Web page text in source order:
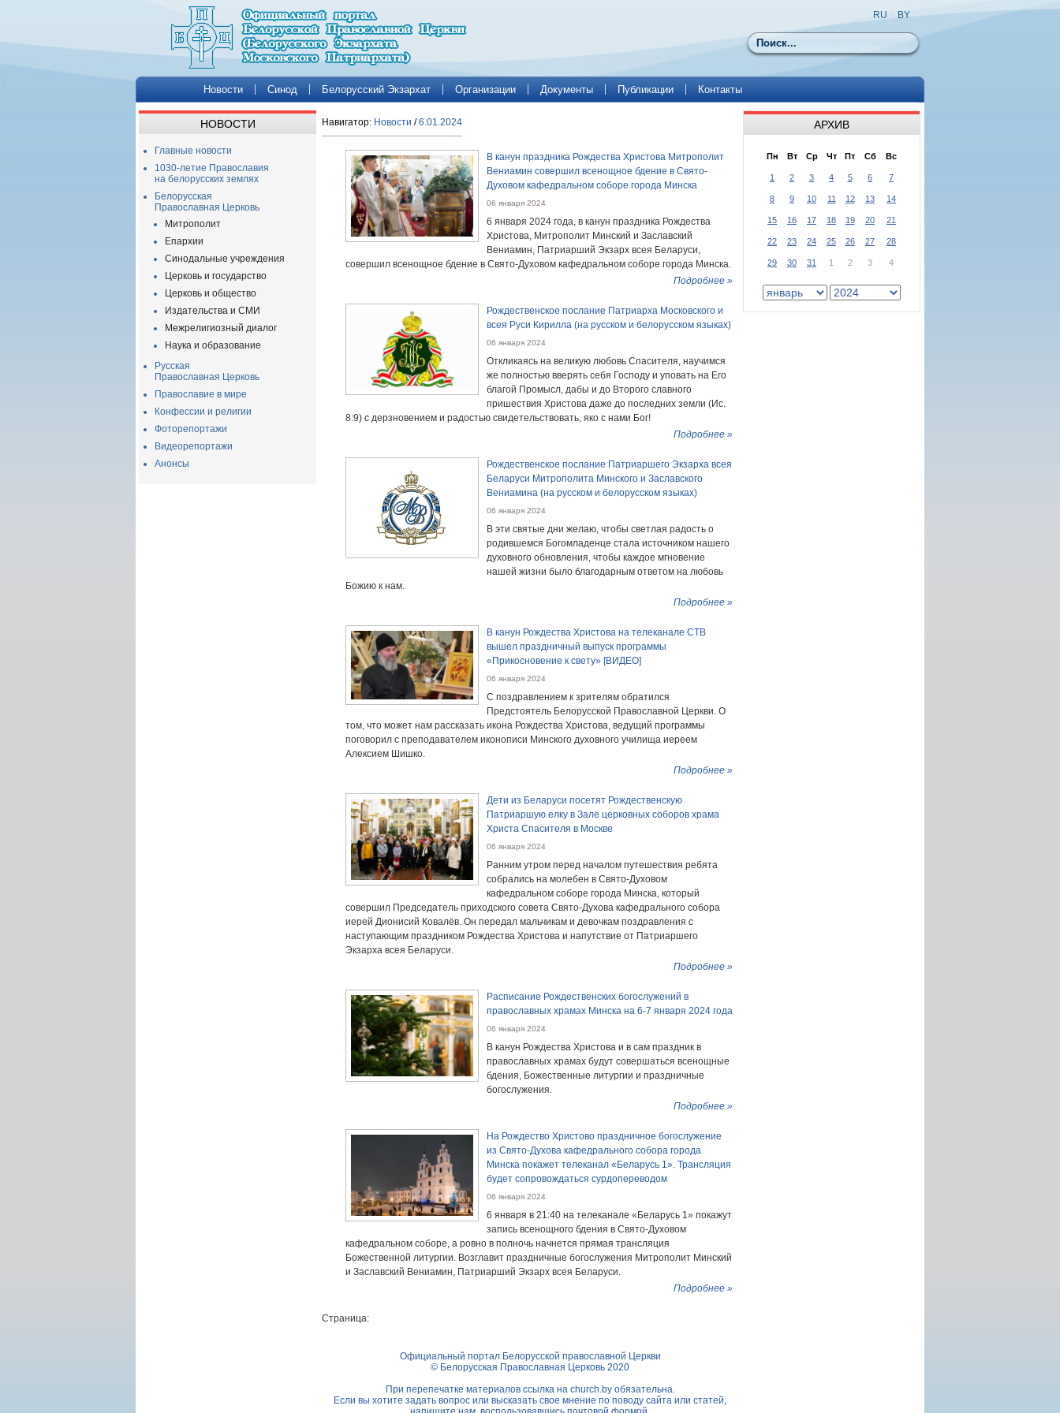
Поиск
RU BY
Новости Синод Белорусский Экзархат Организации Документы Публикации Контакты
НОВОСТИ
Главные новости
1030-летие Православия
на белорусских землях
Белорусская
Православная Церковь
Митрополит
Епархии
Синодальные учреждения
Церковь и государство
Церковь и общество
Издательства и СМИ
Межрелигиозный диалог
Наука и образование
Русская
Православная Церковь
Православие в мире
Конфессии и религии
Фоторепортажи
Видеорепортажи
Анонсы
Навигатор: Новости /6.01.2024
В канун праздника Рождества Христова Митрополит
Вениамин совершил всенощное бдение в Свято-
Духовом кафедральном соборе города Минска
06 января 2024
6 января 2024 года, в канун праздника Рождества
Христова, Митрополит Минский и Заславский
Вениамин, Патриарший Экзарх всея Беларуси,
совершил всенощное бдение в Свято-Духовом кафедральном соборе города Минска.
Подробнее »
Рождественское послание Патриарха Московского и
всея Руси Кирилла (на русском и белорусском языках)
06 января 2024
Откликаясь на великую любовь Спасителя, научимся
же полностью вверять себя Господу и уповать на Его
благой Промысл, дабы и до Второго славного
пришествия Христова даже до последних земли (Ис.
8:9) с дерзновением и радостью свидетельствовать, яко с нами Бог!
Подробнее »
Рождественское послание Патриаршего Экзарха всея
Беларуси Митрополита Минского и Заславского
Вениамина (на русском и белорусском языках)
06 января 2024
В эти святые дни желаю, чтобы светлая радость о
родившемся Богомладенце стала источником нашего
духовного обновления, чтобы каждое мгновение
нашей жизни было благодарным ответом на любовь
Божию к нам.
Подробнее »
В канун Рождества Христова на телеканале СТВ
вышел праздничный выпуск программы
«Прикосновение к свету» [ВИДЕО]
06 января 2024
С поздравлением к зрителям обратился
Предстоятель Белорусской Православной Церкви. О
том, что может нам рассказать икона Рождества Христова, ведущий программы
поговорил с преподавателем иконописи Минского духовного училища иереем
Алексием Шишко.
Подробнее »
Дети из Беларуси посетят Рождественскую
Патриаршую елку в Зале церковных соборов храма
Христа Спасителя в Москве
06 января 2024
Ранним утром перед началом путешествия ребята
собрались на молебен в Свято-Духовом
кафедральном соборе города Минска, который
совершил Председатель приходского совета Свято-Духова кафедрального собора
иерей Дионисий Ковалёв. Он передал мальчикам и девочкам поздравления с
наступающим праздником Рождества Христова и напутствие от Патриаршего
Экзарха всея Беларуси.
Подробнее »
Расписание Рождественских богослужений в
православных храмах Минска на 6-7 января 2024 года
06 января 2024
В канун Рождества Христова и в сам праздник в
православных храмах будут совершаться всенощные
бдения, Божественные литургии и праздничные
богослужения.
Подробнее »
На Рождество Христово праздничное богослужение
из Свято-Духова кафедрального собора города
Минска покажет телеканал «Беларусь 1». Трансляция
будет сопровождаться сурдопереводом
06 января 2024
6 января в 21:40 на телеканале «Беларусь 1» покажут
запись всенощного бдения в Свято-Духовом
кафедральном соборе, а ровно в полночь начнется прямая трансляция
Божественной литургии. Возглавит праздничные богослужения Митрополит Минский
и Заславский Вениамин, Патриарший Экзарх всея Беларуси.
Подробнее »
Страница:
АРХИВ
Пн Вт Ср Чт Пт Сб Вс
1 2 3 4 5 6 7
8 9 10 11 12 13 14
15 16 17 18 19 20 21
22 23 24 25 26 27 28
29 30 31 1 2 3 4
Официальный портал Белорусской православной Церкви
© Белорусская Православная Церковь 2020
При перепечатке материалов ссылка на church.byобязательна.
Если вы хотите задать вопрос или высказать свое мнение по поводу сайта или статей,